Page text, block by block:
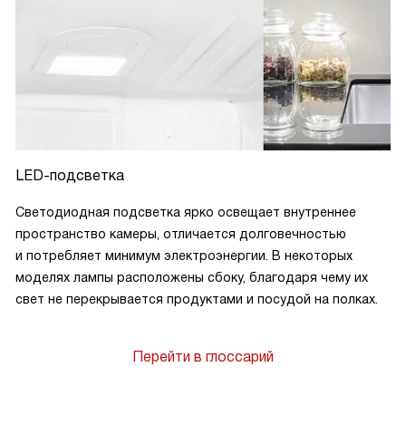
LED-подсветка
Светодиодная подсветка ярко освещает внутреннее
пространство камеры, отличается долговечностью
и потребляет минимум электроэнергии. В некоторых
моделях лампы расположены сбоку, благодаря чему их
свет не перекрывается продуктами и посудой на полках.
Перейти в глоссарий